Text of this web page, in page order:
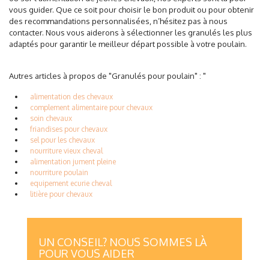
vous guider. Que ce soit pour choisir le bon produit ou pour obtenir
des recommandations personnalisées, n’hésitez pas à nous
contacter. Nous vous aiderons à sélectionner les granulés les plus
adaptés pour garantir le meilleur départ possible à votre poulain.
Autres articles à propos de "Granulés pour poulain" : "
alimentation des chevaux
complement alimentaire pour chevaux
soin chevaux
friandises pour chevaux
sel pour les chevaux
nourriture vieux cheval
alimentation jument pleine
nourriture poulain
equipement ecurie cheval
litière pour chevaux
UN CONSEIL? NOUS SOMMES LÀ
POUR VOUS AIDER